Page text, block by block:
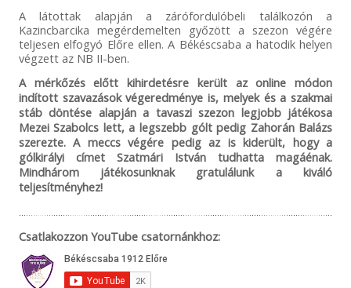
A látottak alapján a zárófordulóbeli találkozón a
Kazincbarcika megérdemelten győzött a szezon végére
teljesen elfogyó Előre ellen. A Békéscsaba a hatodik helyen
végzett az NB II-ben.
A mérkőzés előtt kihirdetésre került az online módon
indított szavazások végeredménye is, melyek és a szakmai
stáb döntése alapján a tavaszi szezon legjobb játékosa
Mezei Szabolcs lett, a legszebb gólt pedig Zahorán Balázs
szerezte. A meccs végére pedig az is kiderült, hogy a
gólkirályi címet Szatmári István tudhatta magáénak.
Mindhárom játékosunknak gratulálunk a kiváló
teljesítményhez!
Csatlakozzon YouTube csatornánkhoz: